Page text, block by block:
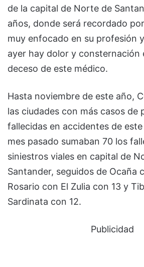
de la capital de Norte de
años, donde será recordado
muy enfocado en su profesión
ayer hay dolor y consternación
deceso de este médico.
Hasta noviembre de este año,
las ciudades con más casos de
fallecidas en accidentes de
mes pasado sumaban 70 los
siniestros viales en capital de
Santander, seguidos de Ocaña
Rosario con El Zulia con 13 y
Sardinata con 12.
Publicidad